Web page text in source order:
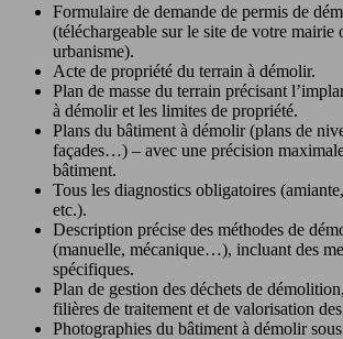
Formulaire de demande de permis de
(téléchargeable sur le site de votre mairie
urbanisme).
Acte de propriété du terrain à démolir.
Plan de masse du terrain précisant
à démolir et les limites de propriété.
Plans du bâtiment à démolir (plans de
façades…) – avec une précision
bâtiment.
Tous les diagnostics obligatoires
etc.).
Description précise des méthodes de
(manuelle, mécanique…), incluant des
spécifiques.
Plan de gestion des déchets de
filières de traitement et de valorisation
Photographies du bâtiment à démolir